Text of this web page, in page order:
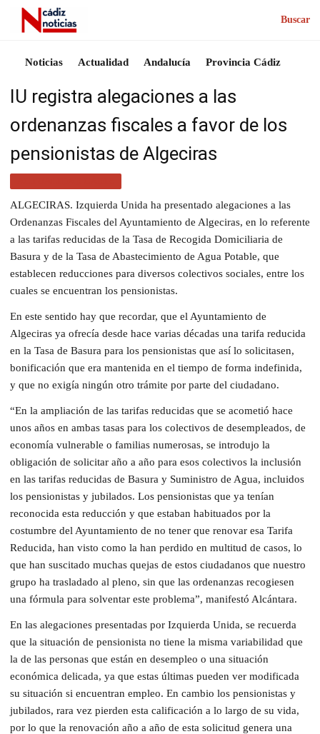
Buscar
Noticias Actualidad Andalucía Provincia Cádiz
IU registra alegaciones a las
ordenanzas fiscales a favor de los
pensionistas de Algeciras
ALGECIRAS. Izquierda Unida ha presentado alegaciones a las
Ordenanzas Fiscales del Ayuntamiento de Algeciras, en lo referente
a las tarifas reducidas de la Tasa de Recogida Domiciliaria de
Basura y de la Tasa de Abastecimiento de Agua Potable, que
establecen reducciones para diversos colectivos sociales, entre los
cuales se encuentran los pensionistas.
En este sentido hay que recordar, que el Ayuntamiento de
Algeciras ya ofrecía desde hace varias décadas una tarifa reducida
en la Tasa de Basura para los pensionistas que así lo solicitasen,
bonificación que era mantenida en el tiempo de forma indefinida,
y que no exigía ningún otro trámite por parte del ciudadano.
“En la ampliación de las tarifas reducidas que se acometió hace
unos años en ambas tasas para los colectivos de desempleados, de
economía vulnerable o familias numerosas, se introdujo la
obligación de solicitar año a año para esos colectivos la inclusión
en las tarifas reducidas de Basura y Suministro de Agua, incluidos
los pensionistas y jubilados. Los pensionistas que ya tenían
reconocida esta reducción y que estaban habituados por la
costumbre del Ayuntamiento de no tener que renovar esa Tarifa
Reducida, han visto como la han perdido en multitud de casos, lo
que han suscitado muchas quejas de estos ciudadanos que nuestro
grupo ha trasladado al pleno, sin que las ordenanzas recogiesen
una fórmula para solventar este problema”, manifestó Alcántara.
En las alegaciones presentadas por Izquierda Unida, se recuerda
que la situación de pensionista no tiene la misma variabilidad que
la de las personas que están en desempleo o una situación
económica delicada, ya que estas últimas pueden ver modificada
su situación si encuentran empleo. En cambio los pensionistas y
jubilados, rara vez pierden esta calificación a lo largo de su vida,
por lo que la renovación año a año de esta solicitud genera una